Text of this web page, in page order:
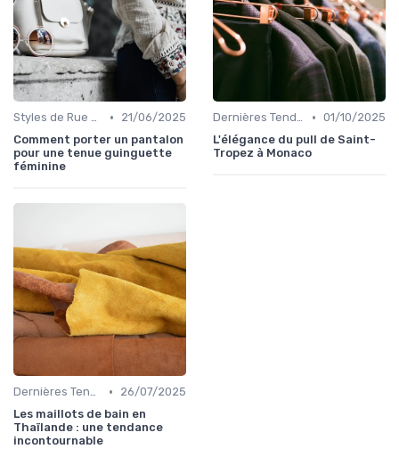
Styles de Rue et Looks du Moment •
21/06/2025
Comment porter un pantalon
pour une tenue guinguette
féminine
Dernières Tendances de Mode • 01/10/2025
L'élégance du pull de Saint-
Tropez à Monaco
Dernières Tendances de Mode •
26/07/2025
Les maillots de bain en
Thaïlande : une tendance
incontournable